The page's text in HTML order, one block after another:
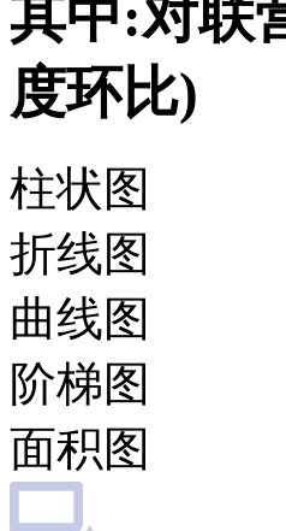
其中:对联
度环比)
柱状图
折线图
曲线图
阶梯图
面积图